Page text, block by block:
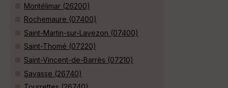
Montélimar (26200)
Rochemaure (07400)
Saint-Martin-sur-Lavezon (07400)
Saint-Thomé (07220)
Saint-Vincent-de-Barrès (07210)
Savasse (26740)